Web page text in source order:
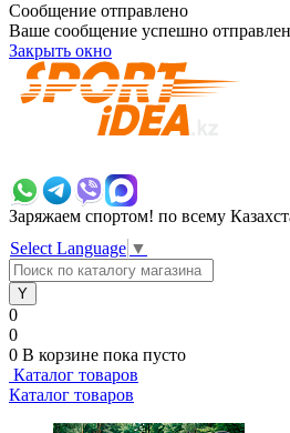
Сообщение отправлено
Ваше сообщение успешно
Закрыть окно
Заряжаем спортом! по всему
Select Language ▼
0
0
0 В корзине пока пусто
Каталог товаров
Каталог товаров